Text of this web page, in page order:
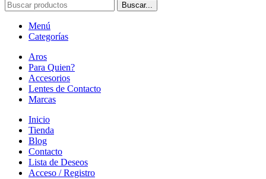
Buscar...
Menú
Categorías
Aros
Para Quien?
Accesorios
Lentes de Contacto
Marcas
Inicio
Tienda
Blog
Contacto
Lista de Deseos
Acceso / Registro